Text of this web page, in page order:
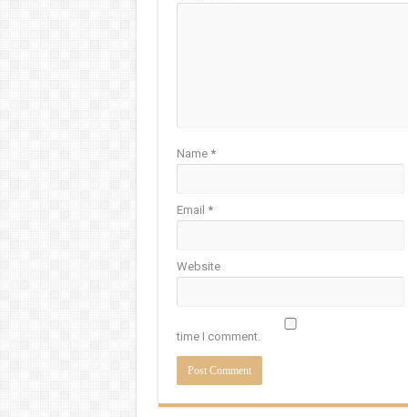
Name *
Email *
Website
time I comment.